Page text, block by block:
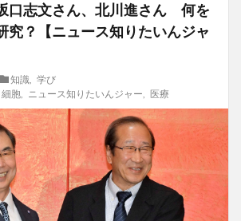
口志文さん、北川進さん 何を
究？【ニュース知りたいんジャ
知識
学び
細胞 ニュース知りたいんジャー 医療